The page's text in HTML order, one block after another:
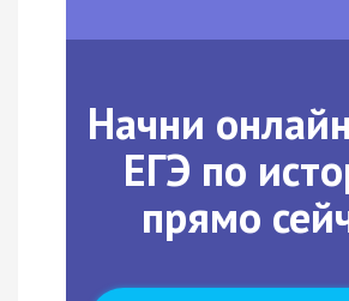
Начни
ЕГЭ по
прямо